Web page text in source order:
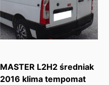
MASTER L2H2 średniak
2016 klima tempomat